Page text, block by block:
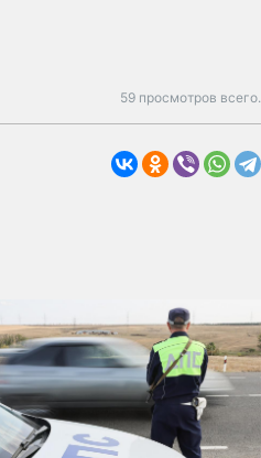
59 просмотров всего.